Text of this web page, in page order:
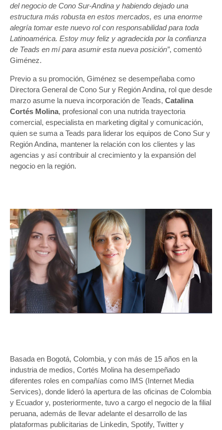
del negocio de Cono Sur-Andina y habiendo dejado una
estructura más robusta en estos mercados, es una enorme
alegría tomar este nuevo rol con responsabilidad para toda
Latinoamérica. Estoy muy feliz y agradecida por la confianza
de Teads en mí para asumir esta nueva posición”, comentó
Giménez.
Previo a su promoción, Giménez se desempeñaba como
Directora General de Cono Sur y Región Andina, rol que desde
marzo asume la nueva incorporación de Teads, Catalina
Cortés Molina, profesional con una nutrida trayectoria
comercial, especialista en marketing digital y comunicación,
quien se suma a Teads para liderar los equipos de Cono Sur y
Región Andina, mantener la relación con los clientes y las
agencias y así contribuir al crecimiento y la expansión del
negocio en la región.
Basada en Bogotá, Colombia, y con más de 15 años en la
industria de medios, Cortés Molina ha desempeñado
diferentes roles en compañías como IMS (Internet Media
Services), donde lideró la apertura de las oficinas de Colombia
y Ecuador y, posteriormente, tuvo a cargo el negocio de la filial
peruana, además de llevar adelante el desarrollo de las
plataformas publicitarias de Linkedin, Spotify, Twitter y